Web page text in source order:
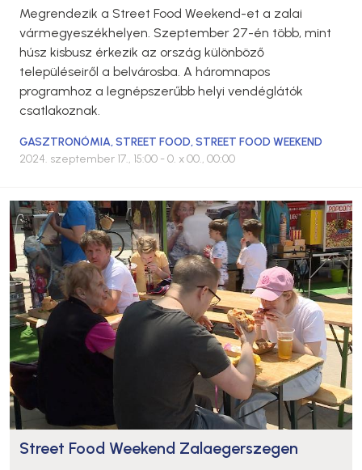
Megrendezik a Street Food Weekend-et a zalai
vármegyeszékhelyen. Szeptember 27-én több, mint
húsz kisbusz érkezik az ország különböző
településeiről a belvárosba. A háromnapos
programhoz a legnépszerűbb helyi vendéglátók
csatlakoznak.
GASZTRONÓMIA,STREET FOOD,STREET FOOD WEEKEND
2024. szeptember 17., 15:00 - 0. x 00., 00:00
Street Food Weekend Zalaegerszegen